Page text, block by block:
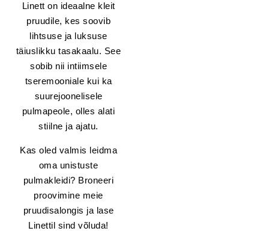
Linett on ideaalne kleit
pruudile, kes soovib
lihtsuse ja luksuse
täiuslikku tasakaalu. See
sobib nii intiimsele
tseremooniale kui ka
suurejoonelisele
pulmapeole, olles alati
stiilne ja ajatu.
Kas oled valmis leidma
oma unistuste
pulmakleidi? Broneeri
proovimine meie
pruudisalongis ja lase
Linettil sind võluda!